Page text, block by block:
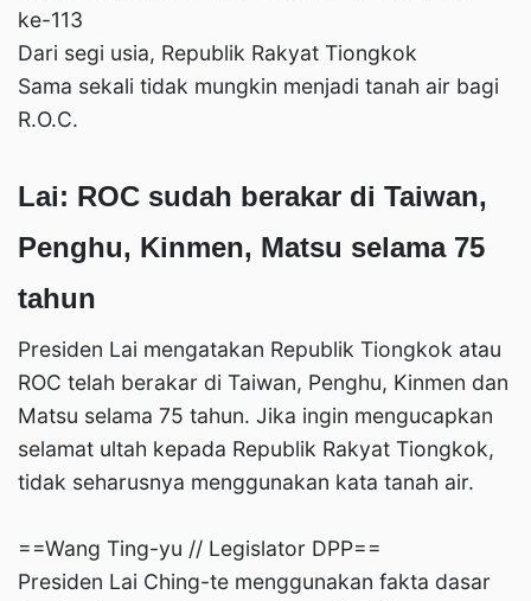
ke-113
Dari segi usia, Republik Rakyat Tiongkok
Sama sekali tidak mungkin menjadi tanah air bagi
R.O.C.
Lai: ROC sudah berakar di Taiwan,
Penghu, Kinmen, Matsu selama 75
tahun
Presiden Lai mengatakan Republik Tiongkok atau
ROC telah berakar di Taiwan, Penghu, Kinmen dan
Matsu selama 75 tahun. Jika ingin mengucapkan
selamat ultah kepada Republik Rakyat Tiongkok,
tidak seharusnya menggunakan kata tanah air.
==Wang Ting-yu // Legislator DPP==
Presiden Lai Ching-te menggunakan fakta dasar